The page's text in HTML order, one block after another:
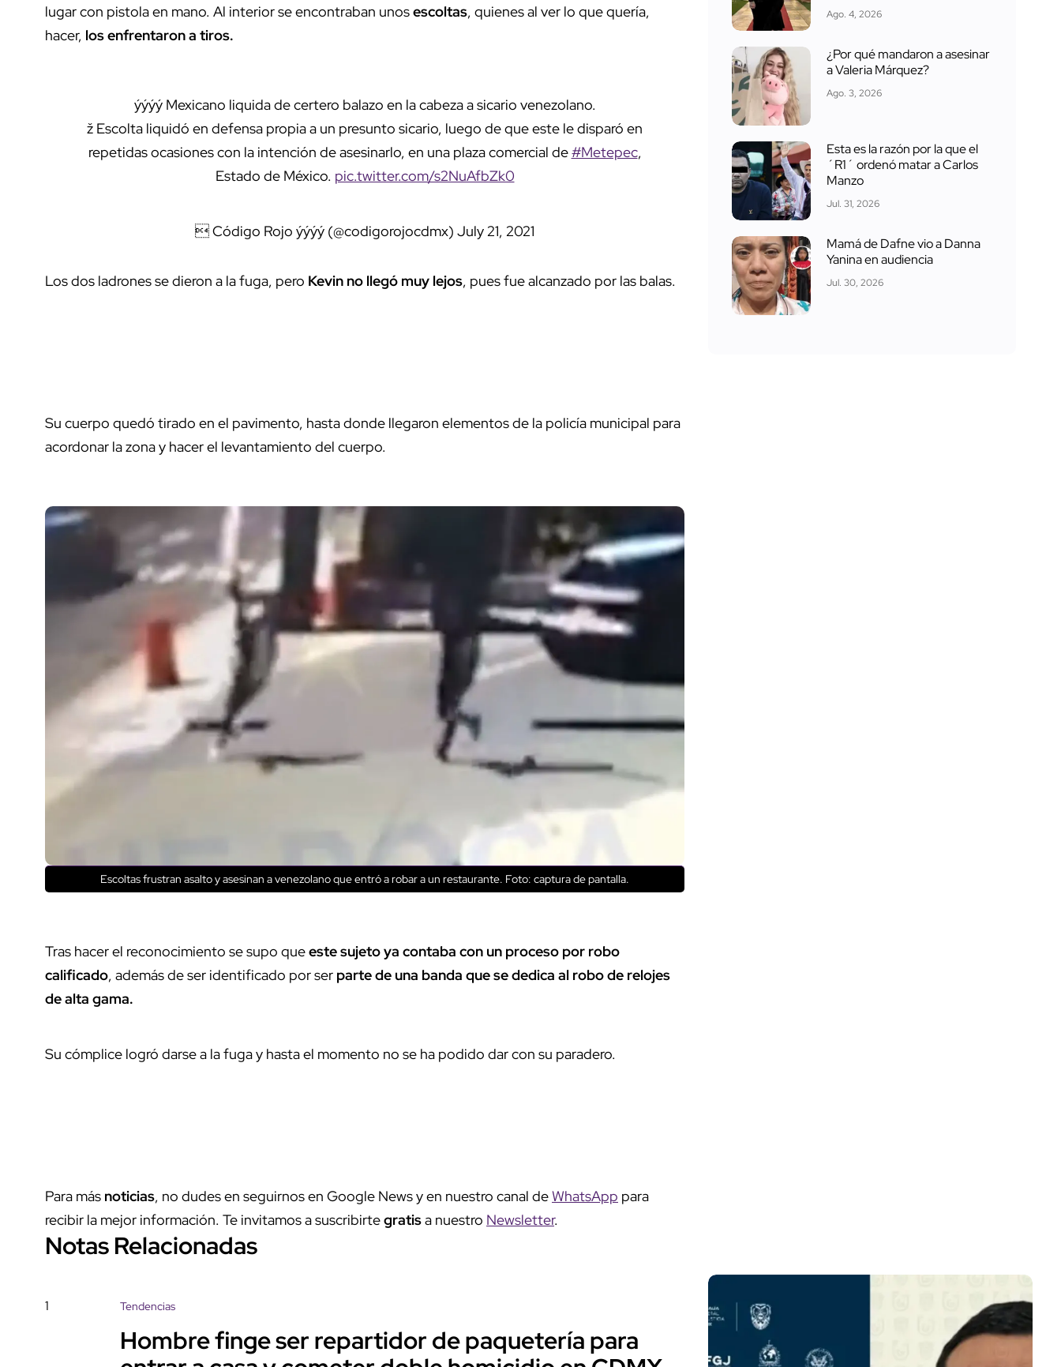
lugar con pistola en mano. Al interior se encontraban unosescoltas, quienes al ver lo que quería,
hacer, los enfrentaron a tiros.
ýýýý Mexicano liquida de certero balazo en la cabeza a sicario venezolano.
ž Escolta liquidó en defensa propia a un presunto sicario, luego de que este le disparó en
repetidas ocasiones con la intención de asesinarlo, en una plaza comercial de#Metepec,
Estado de México. pic.twitter.com/s2NuAfbZk0
 Código Rojo ýýýý (@codigorojocdmx) July 21, 2021
Los dos ladrones se dieron a la fuga, pero Kevin no llegó muy lejos, pues fue alcanzado por las balas.
Su cuerpo quedó tirado en el pavimento, hasta donde llegaron elementos de la policía municipal para
acordonar la zona y hacer el levantamiento del cuerpo.
Escoltas frustran asalto y asesinan a venezolano que entró a robar a un restaurante. Foto: captura de pantalla.
Tras hacer el reconocimiento se supo queeste sujeto ya contaba con un proceso por robo
calificado, además de ser identificado por ser parte de una banda que se dedica al robo de relojes
de alta gama.
Su cómplice logró darse a la fuga y hasta el momento no se ha podido dar con su paradero.
Para más noticias, no dudes en seguirnos en Google News y en nuestro canal deWhatsApp para
recibir la mejor información. Te invitamos a suscribirtegratisa nuestro Newsletter.
Notas Relacionadas
1 Tendencias
Hombre finge ser repartidor de paquetería para
Ago. 4, 2026
¿Por qué mandaron a asesinar
a Valeria Márquez?
Ago. 3, 2026
Esta es la razón por la que el
´R1´ ordenó matar a Carlos
Manzo
Jul. 31, 2026
Mamá de Dafne vio a Danna
Yanina en audiencia
Jul. 30, 2026